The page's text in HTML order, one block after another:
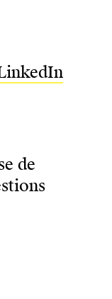
de